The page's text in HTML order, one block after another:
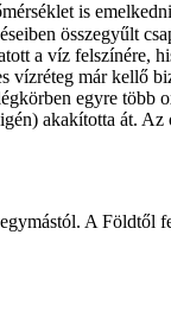
is
összegyűlt
a víz felszínére,
már kellő
egyre
akakította át.
A Földtől